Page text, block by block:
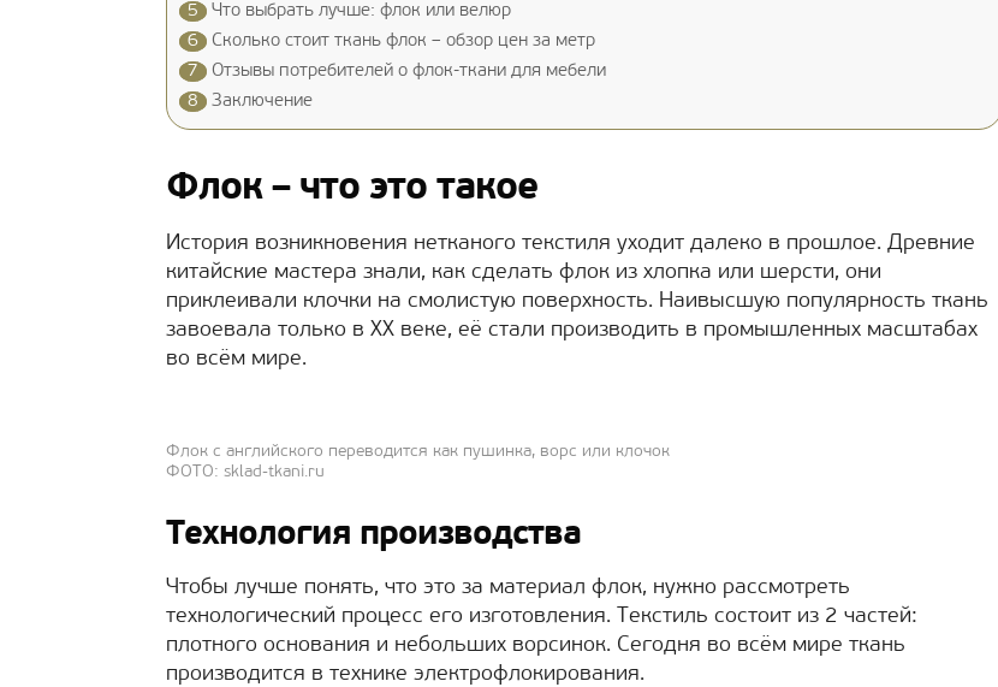
5
Что выбрать лучше: флок или велюр
6
Сколько стоит ткань флок – обзор цен за метр
7
Отзывы потребителей о флок-ткани для мебели
8
Заключение
Флок – что это такое
История возникновения нетканого текстиля уходит далеко в прошлое. Древние
китайские мастера знали, как сделать флок из хлопка или шерсти, они
приклеивали клочки на смолистую поверхность. Наивысшую популярность ткань
завоевала только в ХХ веке, её стали производить в промышленных масштабах
во всём мире.
Флок с английского переводится как пушинка, ворс или клочок
ФОТО: sklad-tkani.ru
Технология производства
Чтобы лучше понять, что это за материал флок, нужно рассмотреть
технологический процесс его изготовления. Текстиль состоит из 2 частей:
плотного основания и небольших ворсинок. Сегодня во всём мире ткань
производится в технике электрофлокирования.